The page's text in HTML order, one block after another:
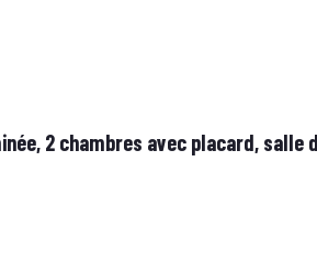
2 chambres avec placard, salle